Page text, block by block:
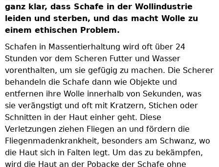
ganz klar, dass Schafe in der Wollindustrie
leiden und sterben, und das macht Wolle zu
einem ethischen Problem.
Schafen in Massentierhaltung wird oft über 24
Stunden vor dem Scheren Futter und Wasser
vorenthalten, um sie gefügig zu machen. Die Scherer
behandeln die Schafe dann wie Objekte und
entfernen ihre Wolle innerhalb von Sekunden, was
sie verängstigt und oft mit Kratzern, Stichen oder
Schnitten in der Haut einher geht. Diese
Verletzungen ziehen Fliegen an und fördern die
Fliegenmadenkrankheit, besonders am Schwanz, wo
die Haut sich in Falten legt. Um das zu bekämpfen,
wird die Haut an der Pobacke der Schafe ohne